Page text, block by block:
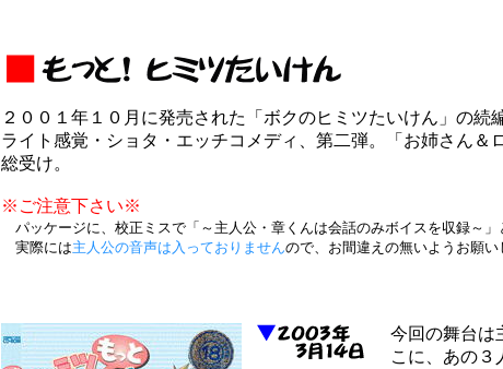
２００１年１０月に発売された「ボクのヒミツたいけん」の続編
ライト感覚・ショタ・エッチコメディ、第二弾。「お姉さん＆
総受け。
※ご注意下さい※
パッケージに、校正ミスで「～主人公・章くんは会話のみボイスを収録～」
実際には主人公の音声は入っておりませんので、お間違えの無いようお願い
今回の舞台は
こに、あの３